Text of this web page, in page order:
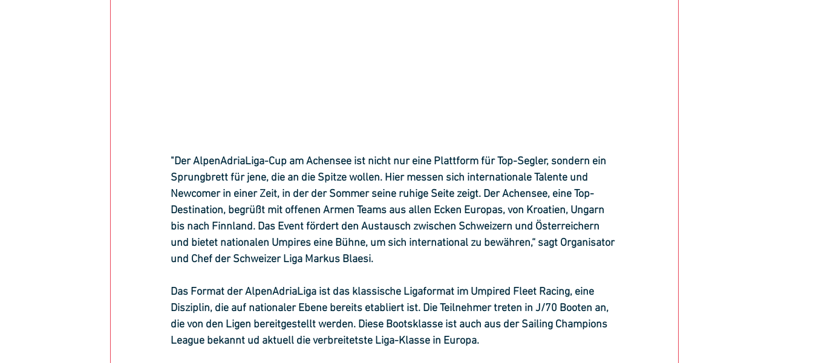
"Der AlpenAdriaLiga-Cup am Achensee ist nicht nur eine Plattform für Top-Segler, sondern ein
Sprungbrett für jene, die an die Spitze wollen. Hier messen sich internationale Talente und
Newcomer in einer Zeit, in der der Sommer seine ruhige Seite zeigt. Der Achensee, eine Top-
Destination, begrüßt mit offenen Armen Teams aus allen Ecken Europas, von Kroatien, Ungarn
bis nach Finnland. Das Event fördert den Austausch zwischen Schweizern und Österreichern
und bietet nationalen Umpires eine Bühne, um sich international zu bewähren,“ sagt Organisator
und Chef der Schweizer Liga Markus Blaesi.
Das Format der AlpenAdriaLiga ist das klassische Ligaformat im Umpired Fleet Racing, eine
Disziplin, die auf nationaler Ebene bereits etabliert ist. Die Teilnehmer treten in J/70 Booten an,
die von den Ligen bereitgestellt werden. Diese Bootsklasse ist auch aus der Sailing Champions
League bekannt ud aktuell die verbreitetste Liga-Klasse in Europa.